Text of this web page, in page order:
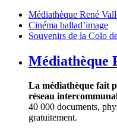
Médiathèque René
Cinéma ballad’image
Souvenirs de la Colo
Médiathèque
La médiathèque fait
réseau
40 000 documents,
gratuitement.